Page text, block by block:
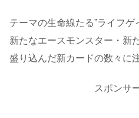
テーマの生命線たる”ライフゲ
新たなエースモンスター・新
盛り込んだ新カードの数々に
スポンサ